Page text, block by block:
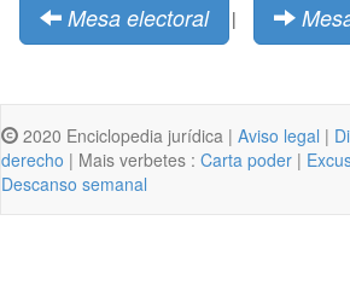
Mesa electoral |
2020 Enciclopedia jurídica | Aviso legal |
derecho | Mais verbetes : Carta poder |
Descanso semanal